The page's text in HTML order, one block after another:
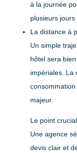
à la journée
plusieurs
La distance à
Un simple
hôtel sera
impériales. La
majeur.
Le point
Une agence
devis clair et